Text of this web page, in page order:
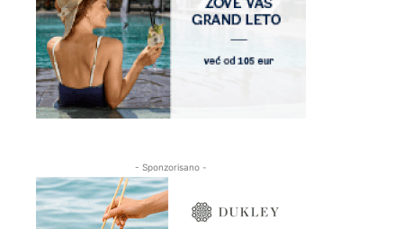
- Sponzorisano -